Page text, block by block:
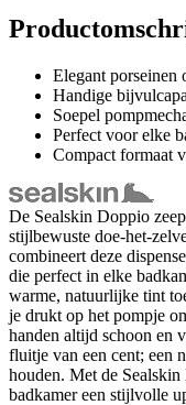
Elegant porseinen
Handige
Soepel
Perfect voor elke
Compact formaat
De Sealskin Doppio
stijlbewuste doe-het-
combineert deze
die perfect in elke
warme, natuurlijke tint
je drukt op het pompje
handen altijd schoon en
fluitje van een cent; een
houden. Met de
badkamer een stijlvolle